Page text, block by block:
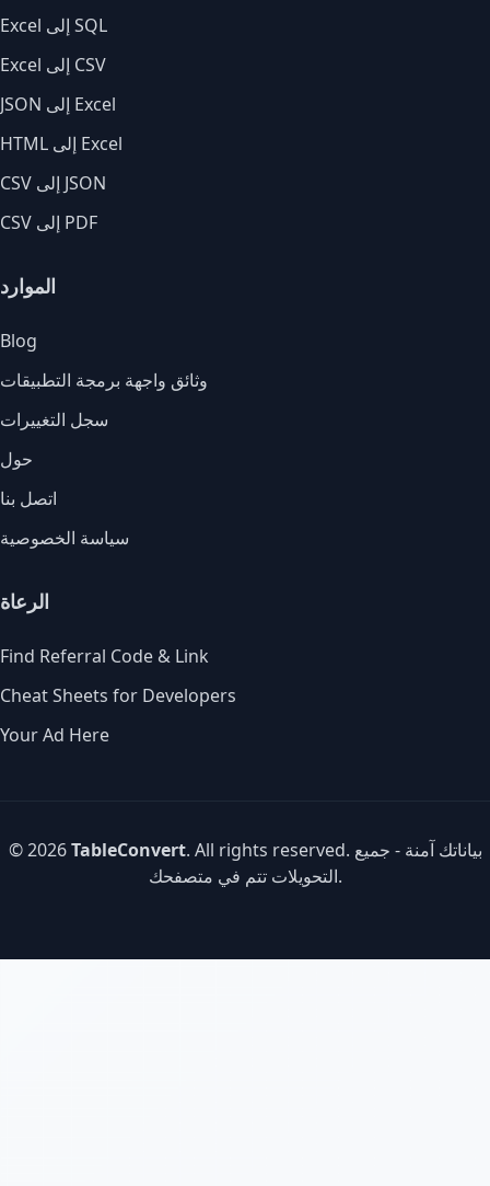
Excel إلى SQL
Excel إلى CSV
JSON إلى Excel
HTML إلى Excel
CSV إلى JSON
CSV إلى PDF
الموارد
Blog
وثائق واجهة برمجة التطبيقات
سجل التغييرات
حول
اتصل بنا
سياسة الخصوصية
الرعاة
Find Referral Code & Link
Cheat Sheets for Developers
Your Ad Here
© 2026TableConvert. All rights reserved. بياناتك آمنة - جميع
التحويلات تتم في متصفحك.